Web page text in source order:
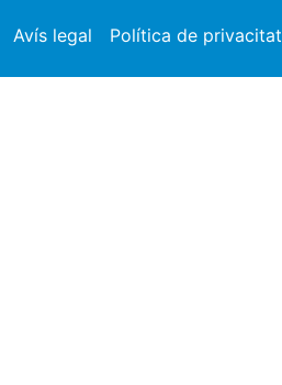
Avís legal Política de privacitat